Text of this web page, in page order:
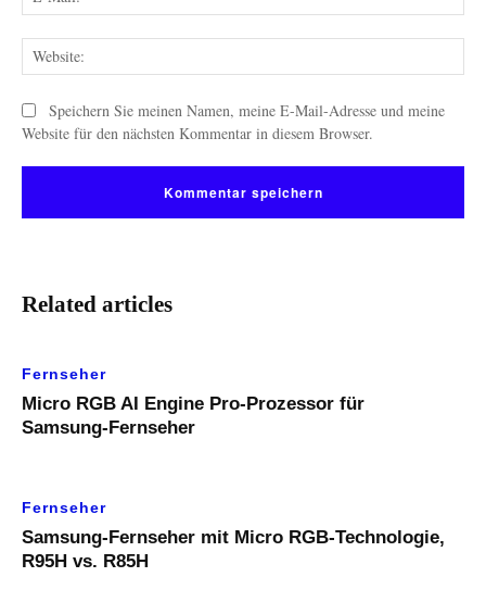
Speichern Sie meinen Namen, meine E-Mail-Adresse und meine
Website für den nächsten Kommentar in diesem Browser.
Related articles
Fernseher
Micro RGB AI Engine Pro-Prozessor für
Samsung-Fernseher
Fernseher
Samsung-Fernseher mit Micro RGB-Technologie,
R95H vs. R85H